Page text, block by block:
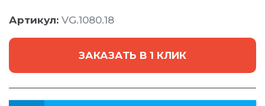
Артикул: VG.1080.18
ЗАКАЗАТЬ В 1 КЛИК